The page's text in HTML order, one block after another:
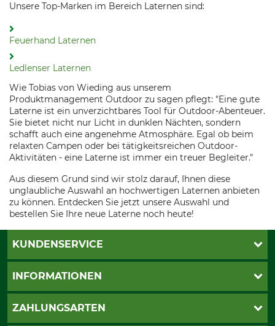
Unsere Top-Marken im Bereich Laternen sind:
Feuerhand Laternen
Ledlenser Laternen
Wie Tobias von Wieding aus unserem
Produktmanagement Outdoor zu sagen pflegt: "Eine gute
Laterne ist ein unverzichtbares Tool für Outdoor-Abenteuer.
Sie bietet nicht nur Licht in dunklen Nächten, sondern
schafft auch eine angenehme Atmosphäre. Egal ob beim
relaxten Campen oder bei tätigkeitsreichen Outdoor-
Aktivitäten - eine Laterne ist immer ein treuer Begleiter."
Aus diesem Grund sind wir stolz darauf, Ihnen diese
unglaubliche Auswahl an hochwertigen Laternen anbieten
zu können. Entdecken Sie jetzt unsere Auswahl und
bestellen Sie Ihre neue Laterne noch heute!
KUNDENSERVICE
Katalogbestellung
INFORMATIONEN
AGB
ZAHLUNGSARTEN